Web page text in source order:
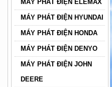
MÁY PHÁT ĐIỆN ELEMAX
MÁY PHÁT ĐIỆN HYUNDAI
MÁY PHÁT ĐIỆN HONDA
MÁY PHÁT ĐIỆN DENYO
MÁY PHÁT ĐIỆN JOHN
DEERE